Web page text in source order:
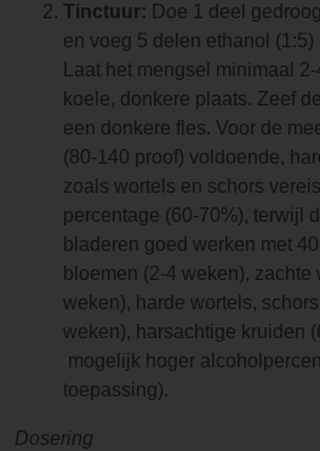
Tinctuur: Doe 1 deel
en voeg 5 delen ethanol
Laat het mengsel minimaal
koele, donkere plaats. Zeef
een donkere fles. Voor de
(80-140 proof) voldoende,
zoals wortels en schors
percentage (60-70%), terwijl
bladeren goed werken met
bloemen (2-4 weken), zachte
weken), harde wortels,
weken), harsachtige kruiden
mogelijk hoger
toepassing).
Dosering